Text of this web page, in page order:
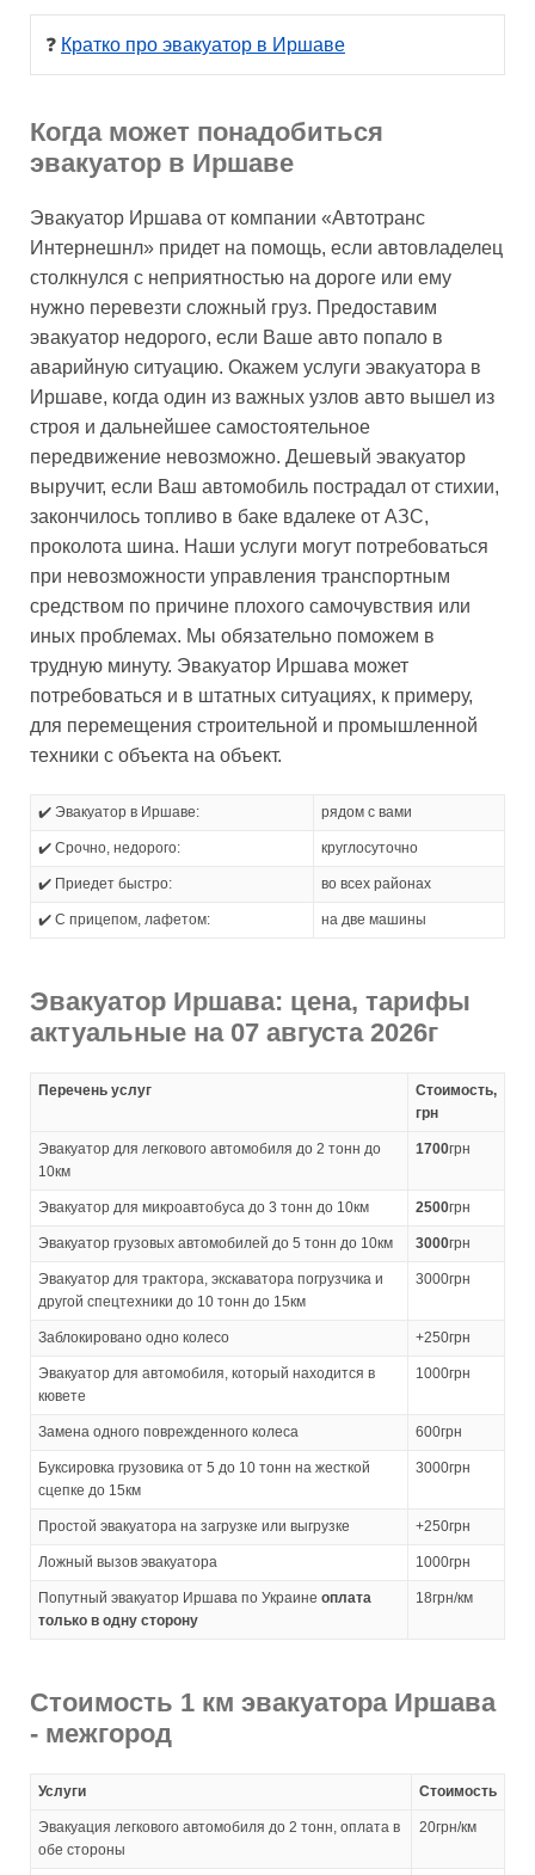
❓ Кратко про эвакуатор в Иршаве
Когда может понадобиться
эвакуатор в Иршаве
Эвакуатор Иршава от компании «Автотранс
Интернешнл» придет на помощь, если автовладелец
столкнулся с неприятностью на дороге или ему
нужно перевезти сложный груз. Предоставим
эвакуатор недорого, если Ваше авто попало в
аварийную ситуацию. Окажем услуги эвакуатора в
Иршаве, когда один из важных узлов авто вышел из
строя и дальнейшее самостоятельное
передвижение невозможно. Дешевый эвакуатор
выручит, если Ваш автомобиль пострадал от стихии,
закончилось топливо в баке вдалеке от АЗС,
проколота шина. Наши услуги могут потребоваться
при невозможности управления транспортным
средством по причине плохого самочувствия или
иных проблемах. Мы обязательно поможем в
трудную минуту. Эвакуатор Иршава может
потребоваться и в штатных ситуациях, к примеру,
для перемещения строительной и промышленной
техники с объекта на объект.
✔️ Эвакуатор в Иршаве: рядом с вами
✔️ Срочно, недорого: круглосуточно
✔️ Приедет быстро: во всех районах
✔️ С прицепом, лафетом: на две машины
Эвакуатор Иршава: цена, тарифы
актуальные на 07 августа 2026г
Перечень услуг
Стоимость,
грн
Эвакуатор для легкового автомобиля до 2 тонн до
10км
1700грн
Эвакуатор для микроавтобуса до 3 тонн до 10км 2500грн
Эвакуатор грузовых автомобилей до 5 тонн до 10км 3000грн
Эвакуатор для трактора, экскаватора погрузчика и
другой спецтехники до 10 тонн до 15км
3000грн
Заблокировано одно колесо +250грн
Эвакуатор для автомобиля, который находится в
кювете
1000грн
Замена одного поврежденного колеса 600грн
Буксировка грузовика от 5 до 10 тонн на жесткой
сцепке до 15км
3000грн
Простой эвакуатора на загрузке или выгрузке +250грн
Ложный вызов эвакуатора 1000грн
Попутный эвакуатор Иршава по Украине оплата
только в одну сторону
18грн/км
Стоимость 1 км эвакуатора Иршава
- межгород
Услуги Стоимость
Эвакуация легкового автомобиля до 2 тонн, оплата в
обе стороны
20грн/км